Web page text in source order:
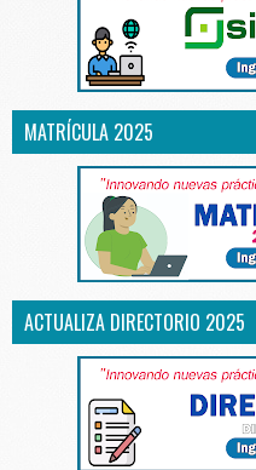
MATRÍCULA 2025
ACTUALIZA DIRECTORIO 2025